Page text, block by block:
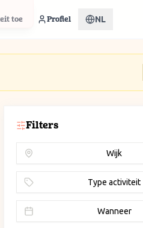
toe Profiel NL
Filters
Wijk
Type activiteit
Wanneer